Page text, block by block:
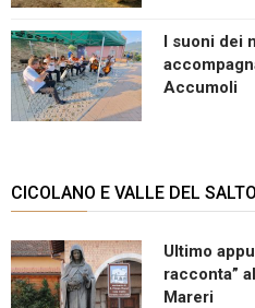
I suoni dei
Accumoli
CICOLANO E VALLE DEL SALTO
Ultimo
racconta”
Mareri